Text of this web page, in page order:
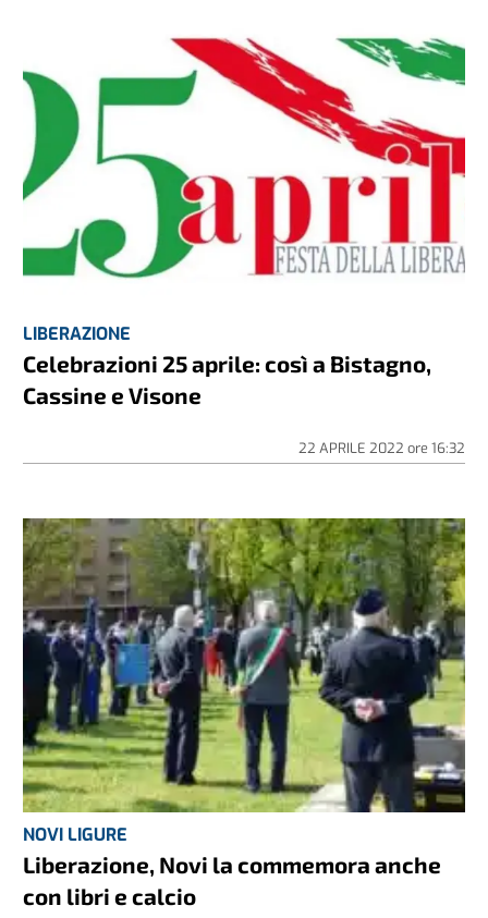
LIBERAZIONE
Celebrazioni 25 aprile: così a Bistagno,
Cassine e Visone
22 APRILE 2022 ore 16:32
NOVI LIGURE
Liberazione, Novi la commemora anche
con libri e calcio